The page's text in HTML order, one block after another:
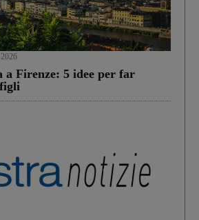
a Firenze: 5 idee per far